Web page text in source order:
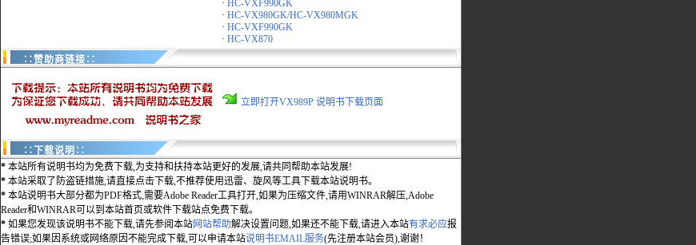
· HC-VXF990GK
· HC-VX980GK/HC-VX980MGK
· HC-VXF990GK
· HC-VX870
∷赞助商链接∷
立即打开VX989P 说明书下载页面
∷下载说明∷
* 本站所有说明书均为免费下载,为支持和扶持本站更好的发展,请共同帮助本站发展!
* 本站采取了防盗链措施,请直接点击下载,不推荐使用迅雷、旋风等工具下载本站说明书。
* 本站说明书大部分都为PDF格式,需要Adobe Reader工具打开,如果为压缩文件,请用WINRAR解压,Adobe
Reader和WINRAR可以到本站首页或软件下载站点免费下载。
* 如果您发现该说明书不能下载,请先参阅本站网站帮助解决设置问题,如果还不能下载,请进入本站有求必应报
告错误;如果因系统或网络原因不能完成下载,可以申请本站说明书EMAIL服务(先注册本站会员),谢谢！